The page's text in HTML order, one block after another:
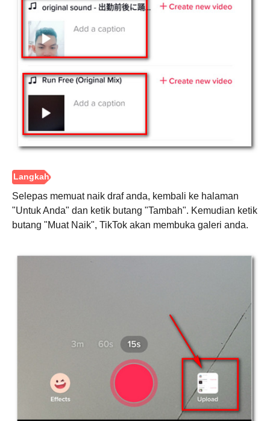
Langkah
Selepas memuat naik draf anda, kembali ke halaman
"Untuk Anda" dan ketik butang "Tambah". Kemudian ketik
butang "Muat Naik", TikTok akan membuka galeri anda.